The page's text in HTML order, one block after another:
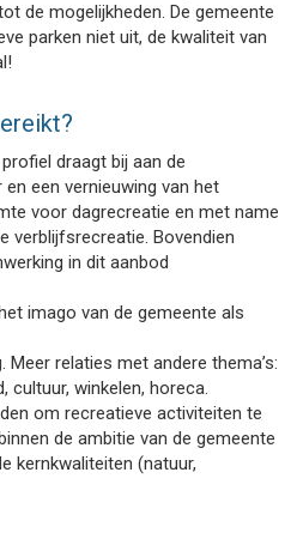
de mogelijkheden. De gemeente
parken niet uit, de kwaliteit van
draagt bij aan de
een vernieuwing van het
voor dagrecreatie en met name
verblijfsrecreatie. Bovendien
in dit aanbod
imago van de gemeente als
relaties met andere thema’s:
cultuur, winkelen, horeca.
om recreatieve activiteiten te
de ambitie van de gemeente
kernkwaliteiten (natuur,